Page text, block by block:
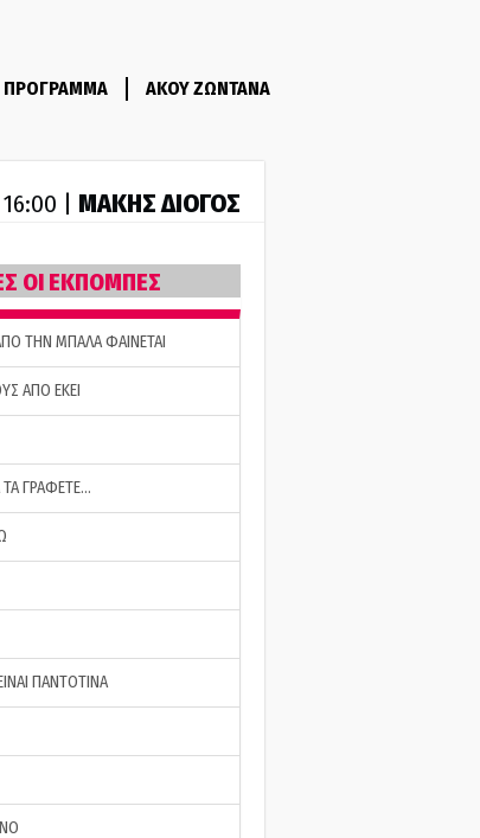
ΠΡΟΓΡΑΜΜΑ ΑΚΟΥ ΖΩΝΤΑΝΑ
| ΜΑΚΗΣ ΔΙΟΓΟΣ
ΟΙ ΕΚΠΟΜΠΕΣ
ΤΗΝ ΜΠΑΛΑ ΦΑΙΝΕΤΑΙ
ΑΠΟ ΕΚΕΙ
ΤΑ ΓΡΑΦΕΤΕ…
ΠΑΝΤΟΤΙΝΑ